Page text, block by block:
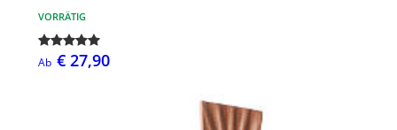
VORRÄTIG
Ab € 27,90